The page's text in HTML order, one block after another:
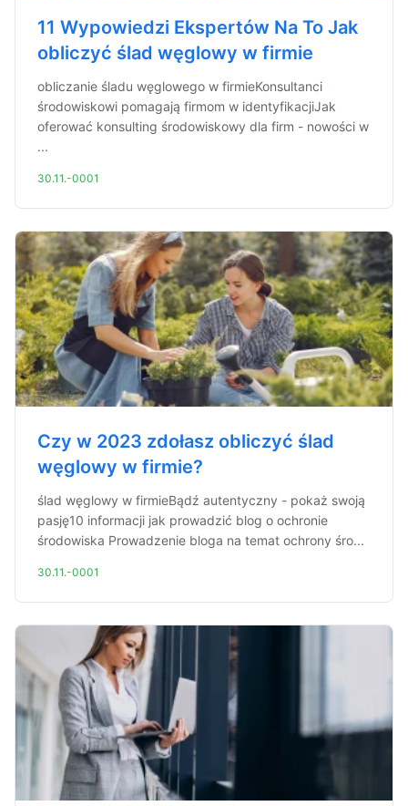
11 Wypowiedzi Ekspertów Na To Jak
obliczyć ślad węglowy w firmie
obliczanie śladu węglowego w firmieKonsultanci
środowiskowi pomagają firmom w identyfikacjiJak
oferować konsulting środowiskowy dla firm - nowości w
...
30.11.-0001
Czy w 2023 zdołasz obliczyć ślad
węglowy w firmie?
ślad węglowy w firmieBądź autentyczny - pokaż swoją
pasję10 informacji jak prowadzić blog o ochronie
środowiska Prowadzenie bloga na temat ochrony śro...
30.11.-0001